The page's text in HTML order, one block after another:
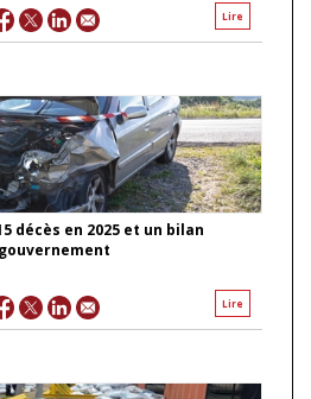
Lire
décès en 2025 et un bilan
Lire